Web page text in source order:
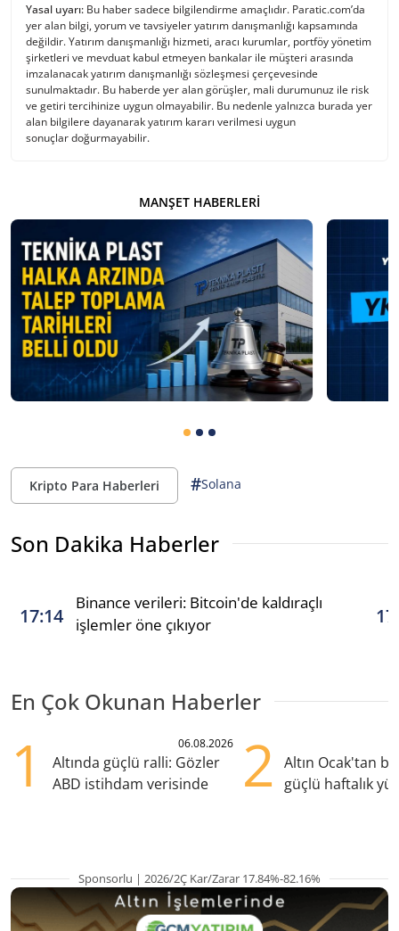
Yasal uyarı: Bu haber sadece bilgilendirme amaçlıdır. Paratic.com’da
yer alan bilgi, yorum ve tavsiyeler yatırım danışmanlığı kapsamında
değildir. Yatırım danışmanlığı hizmeti, aracı kurumlar, portföy yönetim
şirketleri ve mevduat kabul etmeyen bankalar ile müşteri arasında
imzalanacak yatırım danışmanlığı sözleşmesi çerçevesinde
sunulmaktadır. Bu haberde yer alan görüşler, mali durumunuz ile risk
ve getiri tercihinize uygun olmayabilir. Bu nedenle yalnızca burada yer
alan bilgilere dayanarak yatırım kararı verilmesi uygun
sonuçlar doğurmayabilir.
MANŞET HABERLERI
Kripto Para Haberleri #Solana
Son Dakika Haberler
17:14
Binance verileri: Bitcoin'de kaldıraçlı
işlemler öne çıkıyor
En Çok Okunan Haberler
1 06.08.2026
Altında güçlü ralli: Gözler
ABD istihdam verisinde
2
Altın Ocak'tan
güçlü haftalık
Sponsorlu | 2026/2Ç Kar/Zarar 17.84%-82.16%